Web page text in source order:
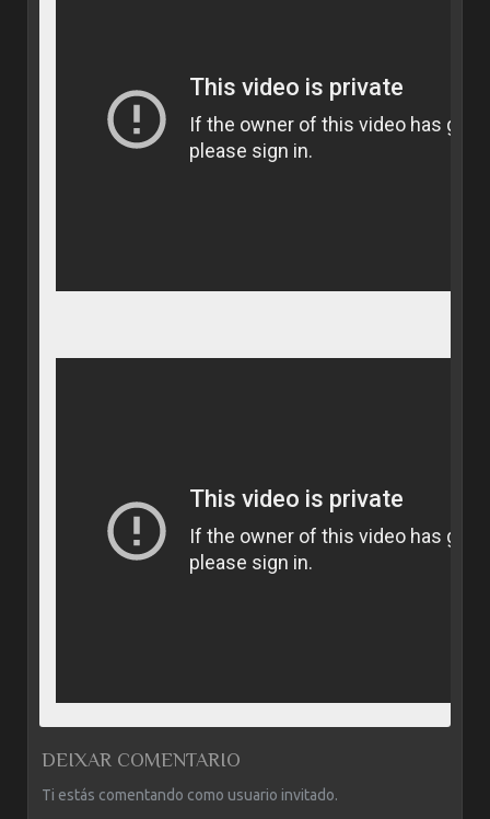
DEIXAR COMENTARIO
Ti estás comentando como usuario invitado.